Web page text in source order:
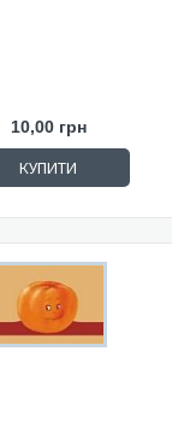
10,00 грн
КУПИТИ